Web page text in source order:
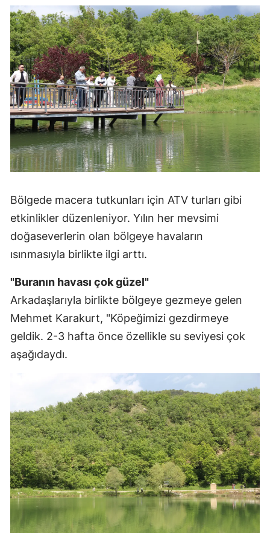
Samsun
Siirt
Sinop
Sivas
Tekirdağ
Tokat
Trabzon
Tunceli
Şanlıurfa
Uşak
Zonguldak
Aksaray
Karaman
Kırıkkale
Batman
Şırnak
Bartın
Ardahan
Bölgede macera tutkunları için ATV turları gibi
etkinlikler düzenleniyor. Yılın her mevsimi
doğaseverlerin olan bölgeye havaların
ısınmasıyla birlikte ilgi arttı.
"Buranın havası çok güzel"
Arkadaşlarıyla birlikte bölgeye gezmeye gelen
Mehmet Karakurt, "Köpeğimizi gezdirmeye
geldik. 2-3 hafta önce özellikle su seviyesi çok
aşağıdaydı.